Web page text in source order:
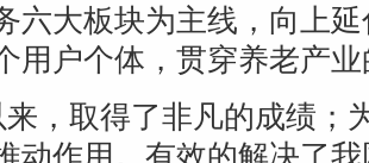
六大板块为主线，向上
用户个体，贯穿养老产
，取得了非凡的成绩；